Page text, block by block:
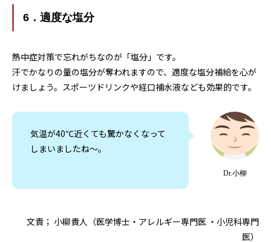
6．適度な塩分
熱中症対策で忘れがちなのが「塩分」です。
汗でかなりの量の塩分が奪われますので、適度な塩分補給を心が
けましょう。スポーツドリンクや経口補水液なども効果的です。
Dr.小柳
気温が40℃近くても驚かなくなって
しまいましたね〜。
文責； 小柳貴人（医学博士・アレルギー専門医 ・小児科専門
医）